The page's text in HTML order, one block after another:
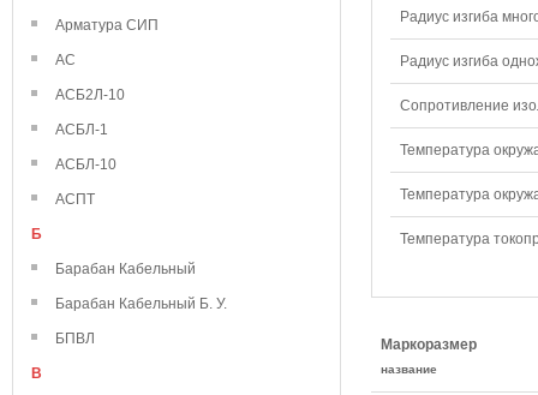
Арматура СИП
АС
АСБ2Л-10
АСБЛ-1
АСБЛ-10
АСПТ
Б
Барабан Кабельный
Барабан Кабельный Б. У.
БПВЛ
В
Радиус изгиба
Радиус изгиба
Сопротивление
Температура
Температура
Температура
Маркоразмер
название